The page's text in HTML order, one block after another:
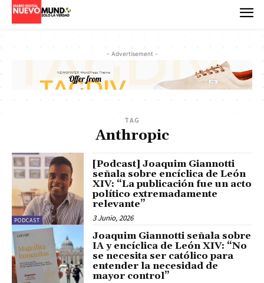
- Advertisement -
TAG
Anthropic
PODCAST
[Podcast] Joaquim Giannotti
señala sobre encíclica de León
XIV: “La publicación fue un acto
político extremadamente
relevante”
3 Junio, 2026
Joaquim Giannotti señala sobre
IA y encíclica de León XIV: “No
se necesita ser católico para
entender la necesidad de
mayor control”